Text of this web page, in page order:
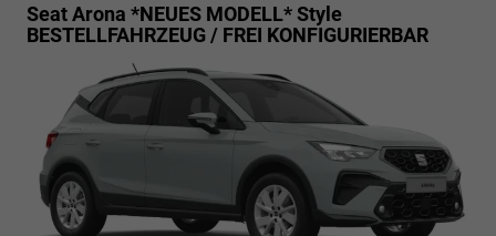
Seat Arona *NEUES MODELL*Style
BESTELLFAHRZEUG / FREI KONFIGURIERBAR